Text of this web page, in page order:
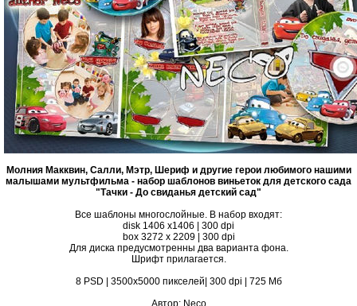
Молния Макквин, Салли, Мэтр, Шериф и другие герои любимого нашими
малышами мультфильма - набор шаблонов виньеток для детского сада
"Тачки - До свиданья детский сад"
Все шаблоны многослойные. В набор входят:
disk 1406 x1406 | 300 dpi
box 3272 x 2209 | 300 dpi
Для диска предусмотренны два варианта фона.
Шрифт прилагается.
8 PSD | 3500x5000 пикселей| 300 dpi | 725 Мб
Автор: Neco